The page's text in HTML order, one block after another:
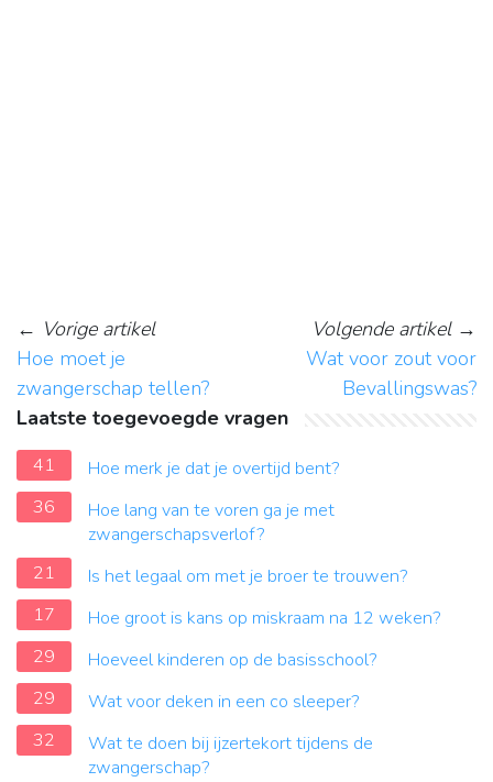
← Vorige artikel
Hoe moet je
zwangerschap tellen?
Volgende artikel→
Wat voor zout voor
Bevallingswas?
Laatste toegevoegde vragen
41
Hoe merk je dat je overtijd bent?
36
Hoe lang van te voren ga je met
zwangerschapsverlof?
21
Is het legaal om met je broer te trouwen?
17
Hoe groot is kans op miskraam na 12 weken?
29
Hoeveel kinderen op de basisschool?
29
Wat voor deken in een co sleeper?
32
Wat te doen bij ijzertekort tijdens de
zwangerschap?